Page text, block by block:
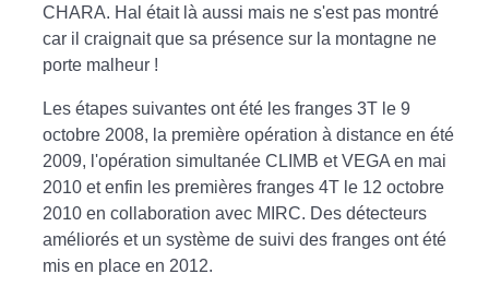
CHARA. Hal était là aussi mais ne s'est pas montré
car il craignait que sa présence sur la montagne ne
porte malheur !
Les étapes suivantes ont été les franges 3T le 9
octobre 2008, la première opération à distance en été
2009, l'opération simultanée CLIMB et VEGA en mai
2010 et enfin les premières franges 4T le 12 octobre
2010 en collaboration avec MIRC. Des détecteurs
améliorés et un système de suivi des franges ont été
mis en place en 2012.